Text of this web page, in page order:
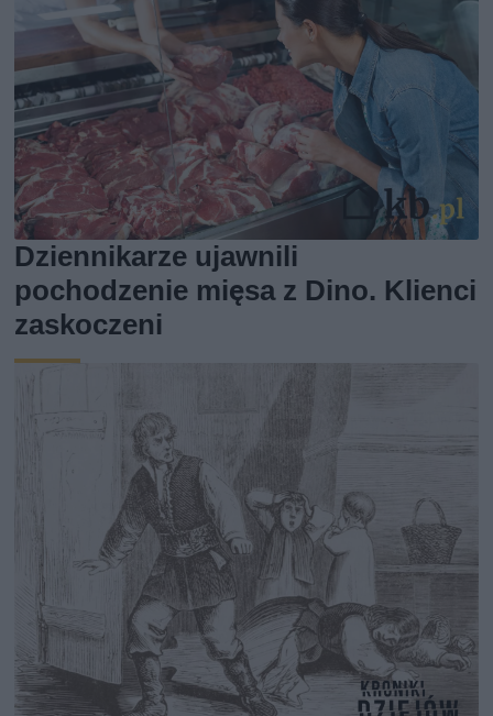
Dziennikarze ujawnili
pochodzenie mięsa z Dino. Klienci
zaskoczeni